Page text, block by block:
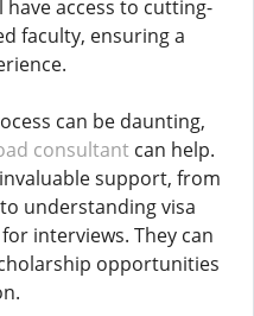
access to cutting-
faculty, ensuring a
can be daunting,
consultant can help.
support, from
understanding visa
interviews. They can
opportunities